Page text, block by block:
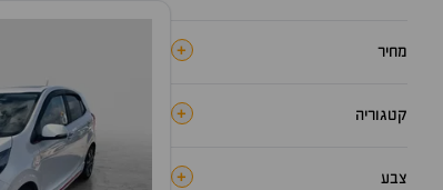
מחיר +
קטגוריה +
צבע +